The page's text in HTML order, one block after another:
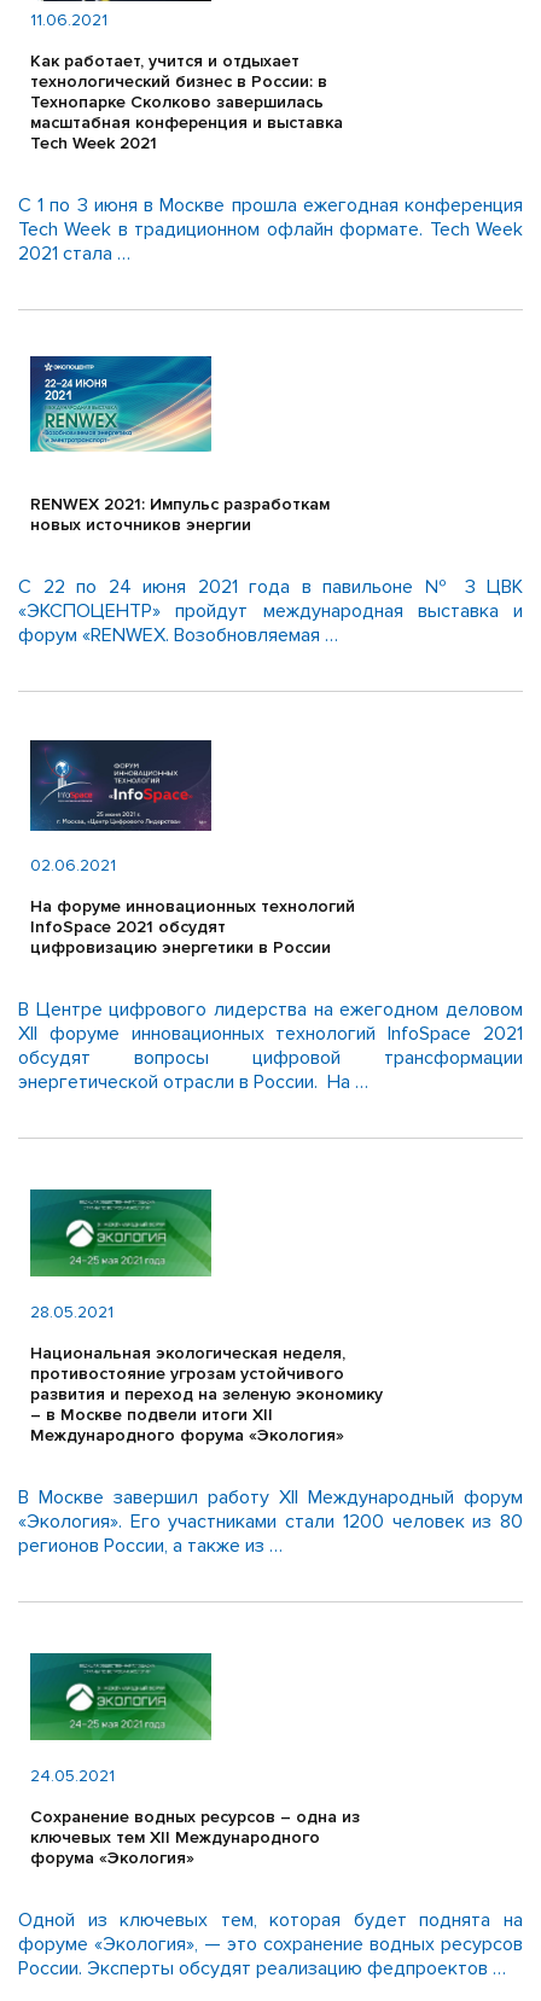
11.06.2021
Как работает, учится и отдыхает
технологический бизнес в России: в
Технопарке Сколково завершилась
масштабная конференция и выставка
Tech Week 2021
С 1 по 3 июня в Москве прошла ежегодная конференция
Tech Week в традиционном офлайн формате. Tech Week
2021 стала …
RENWEX 2021: Импульс разработкам
новых источников энергии
С 22 по 24 июня 2021 года в павильоне № 3 ЦВК
«ЭКСПОЦЕНТР» пройдут международная выставка и
форум «RENWEX. Возобновляемая …
02.06.2021
На форуме инновационных технологий
InfoSpace 2021 обсудят
цифровизацию энергетики в России
В Центре цифрового лидерства на ежегодном деловом
XII форуме инновационных технологий InfoSpace 2021
обсудят вопросы цифровой трансформации
энергетической отрасли в России. На …
28.05.2021
Национальная экологическая неделя,
противостояние угрозам устойчивого
развития и переход на зеленую экономику
– в Москве подвели итоги XII
Международного форума «Экология»
В Москве завершил работу XII Международный форум
«Экология». Его участниками стали 1200 человек из 80
регионов России, а также из …
24.05.2021
Сохранение водных ресурсов – одна из
ключевых тем XII Международного
форума «Экология»
Одной из ключевых тем, которая будет поднята на
форуме «Экология», — это сохранение водных ресурсов
России. Эксперты обсудят реализацию федпроектов …